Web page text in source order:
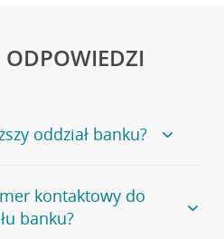
ODPOWIEDZI
oddział banku?
banku, zapraszamy na
, na której znajduje się
kontaktowy do
banku?